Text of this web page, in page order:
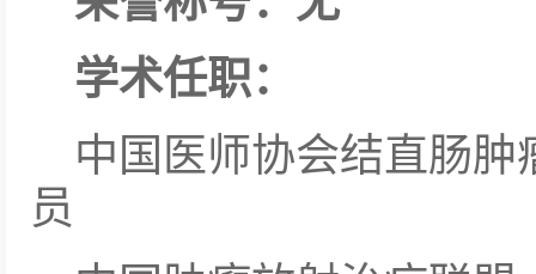
学术任职：
中国医师协会结直肠
员